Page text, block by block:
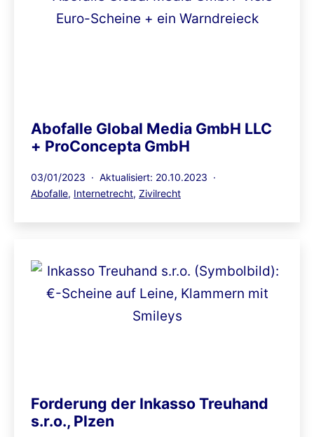
Abofalle Global Media GmbH LLC
+ ProConcepta GmbH
Veröffentlicht
am
03/01/2023
Aktualisiert: 20.10.2023
Kategorisiert
Abofalle, Internetrecht, Zivilrecht
Forderung der Inkasso Treuhand
s.r.o., Plzen